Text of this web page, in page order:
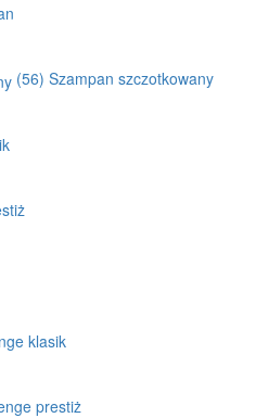
(56) Szampan szczotkowany
klasik
prestiż